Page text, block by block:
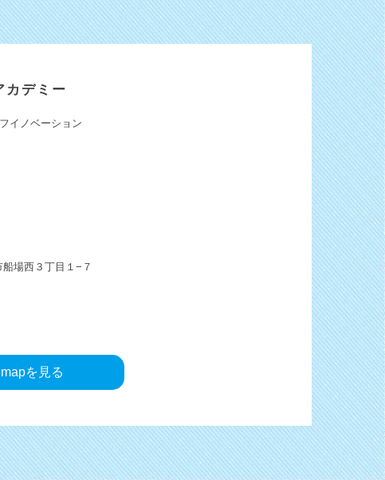
カデミー
イノベーション
場西３丁目１−７
mapを見る